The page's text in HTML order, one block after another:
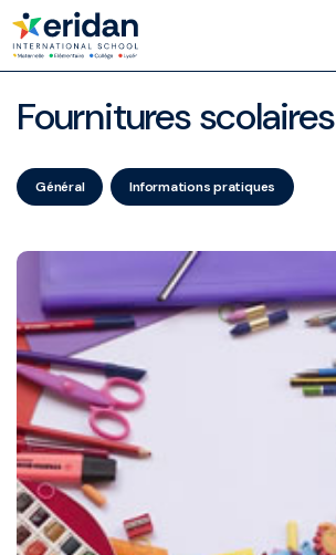
Fournitures scolaires
Général Informations pratiques